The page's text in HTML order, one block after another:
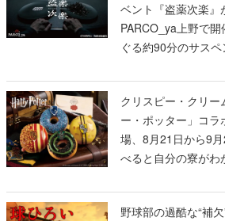
ベント『盗薬次楽』
PARCO_ya上野で開
ぐる約90分のサスペ
クリスピー・クリー
ー・ポッター」コ
場、8月21日から9
べると自分の寮がわ
ツ」や4種セットの
も
野球部の過酷な“補